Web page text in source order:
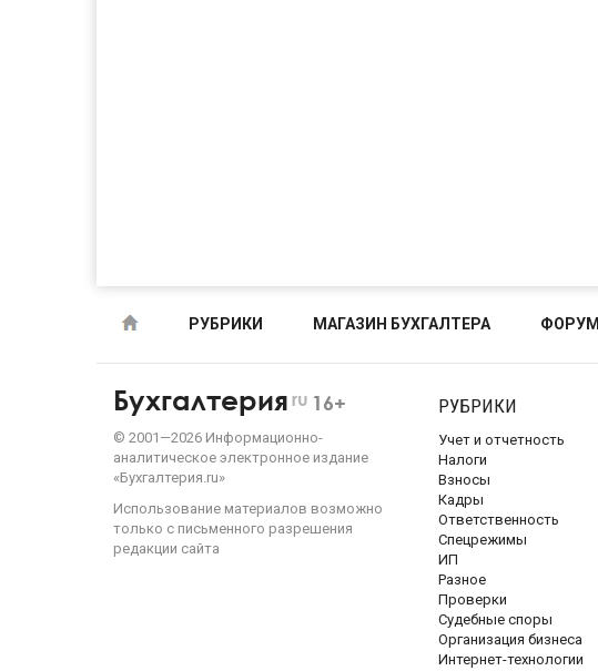
РУБРИКИ МАГАЗИН БУХГАЛТЕРА ФОРУМ
Бухгалтерия ru 16+
© 2001—2026 Информационно-
аналитическое электронное издание
«Бухгалтерия.ru»
Использование материалов возможно
только с письменного разрешения
редакции сайта
РУБРИКИ
Учет и отчетность
Налоги
Взносы
Кадры
Ответственность
Спецрежимы
ИП
Разное
Проверки
Судебные споры
Организация бизнеса
Интернет-технологии